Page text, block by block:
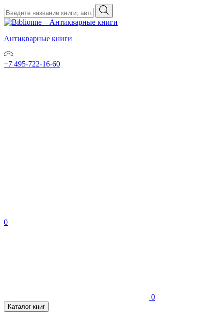
Антикварные книги
+7 495-722-16-60
0
0
Каталог книг